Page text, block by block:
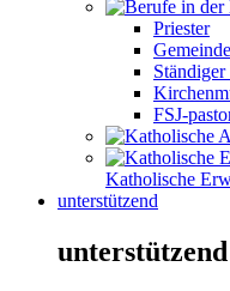
Priester
FSJ-
Katholische
unterstützend
unterstützend